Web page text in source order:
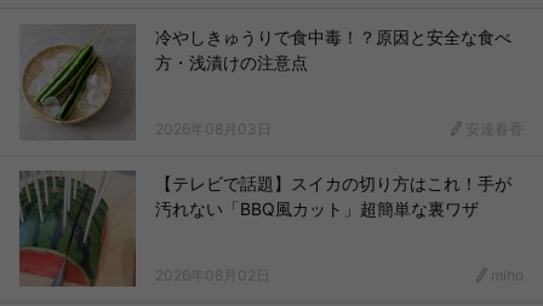
冷やしきゅうりで食中毒！？原因と安全な食べ
方・浅漬けの注意点
2026年08月03日 安達春香
【テレビで話題】スイカの切り方はこれ！手が
汚れない「BBQ風カット」超簡単な裏ワザ
2026年08月02日 miho